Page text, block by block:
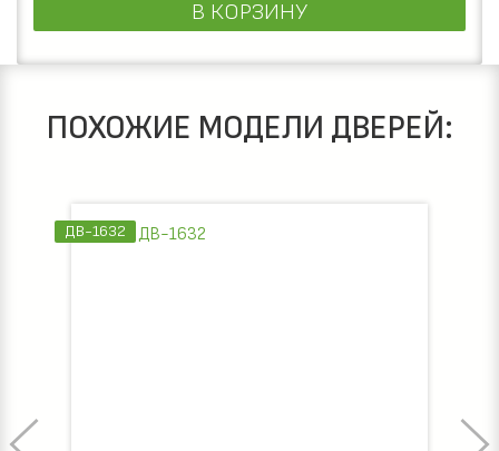
В КОРЗИНУ
ПОХОЖИЕ МОДЕЛИ ДВЕРЕЙ:
ДВ-1632